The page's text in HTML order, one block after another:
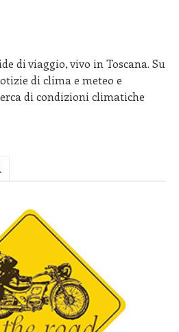
di viaggio, vivo in Toscana. Su
di clima e meteo e
di condizioni climatiche